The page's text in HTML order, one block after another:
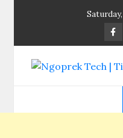
Tools,